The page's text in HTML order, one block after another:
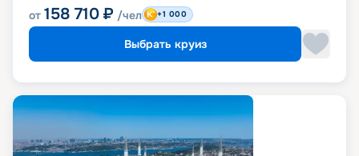
от 158 710 ₽ /чел +1 000
Выбрать круиз